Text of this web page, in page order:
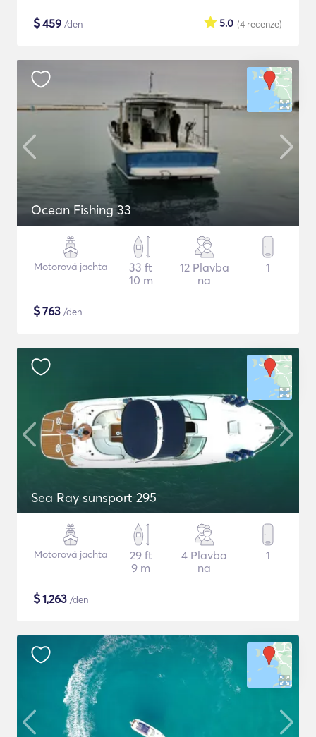
$459 /den (4 recenze)
5.0
Ocean Fishing 33
Motorová jachta
33 ft
10 m
12 Plavba
na
1
$763 /den
Sea Ray sunsport 295
Motorová jachta
29 ft
9 m
4 Plavba
na
1
$1,263 /den